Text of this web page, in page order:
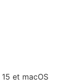
et macOS